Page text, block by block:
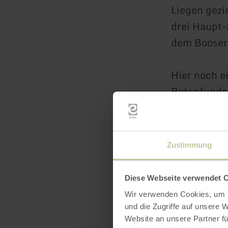
Zustimmung
Diese Webseite verwendet
Wir verwenden Cookies,
und die Zugriffe auf unsere
Website an unsere Partner
Liegen
drei
dem
Hier noch
Bauholz:
1376 Stück.